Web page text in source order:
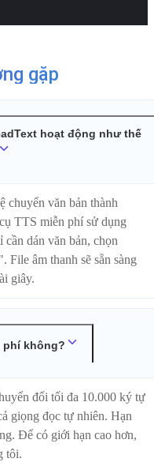
gặp
hoạt động như thế
chuyển văn bản thành
TTS miễn phí sử dụng
dán văn bản, chọn
âm thanh sẽ sẵn sàng
giây.
phí không?
đổi tối đa 10.000 ký tự
giọng đọc tự nhiên. Hạn
Để có giới hạn cao hơn,
tôi.